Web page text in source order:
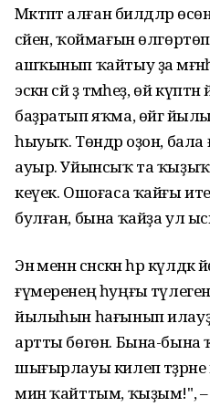
Мәктәптә алған билдәләр
сәйен, ҡоймағын
ашҡынып ҡайтыу ҙа
эскән сәй ҙә тәмһеҙ, өй
баҙратып яҡма, өйгә йылы
һыуыҡ. Төндәр оҙон,
ауыр. Уйынсыҡ та ҡыҙыҡ
кеүек. Ошоғаса ҡайғы
булған, бына ҡайҙа ул
Энә менән сәнскән һәр
ғүмеренең һуңғы
йылыһын һағынып
артты бөгөн. Бына-бына
шығырлауы килеп тәҙрәне
мин ҡайттым, ҡыҙым!", –